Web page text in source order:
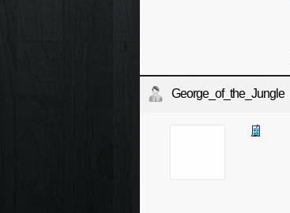
George_of_the_Jungle